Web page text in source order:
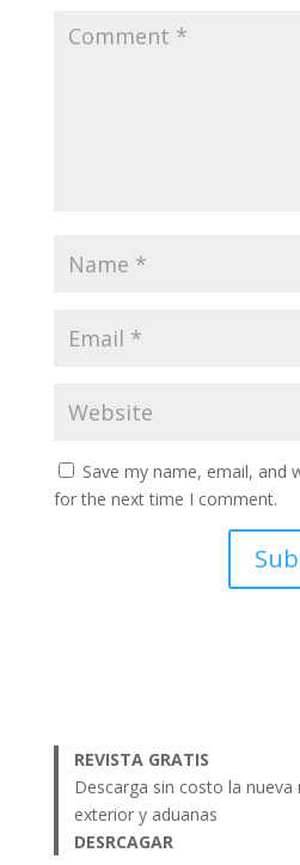
Save my name, email, and
for the next time I comment.
REVISTA GRATIS
Descarga sin costo la
exterior y aduanas
DESRCAGAR